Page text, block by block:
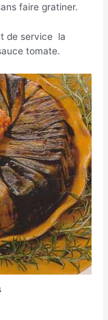
faire gratiner.
de service la
tomate.